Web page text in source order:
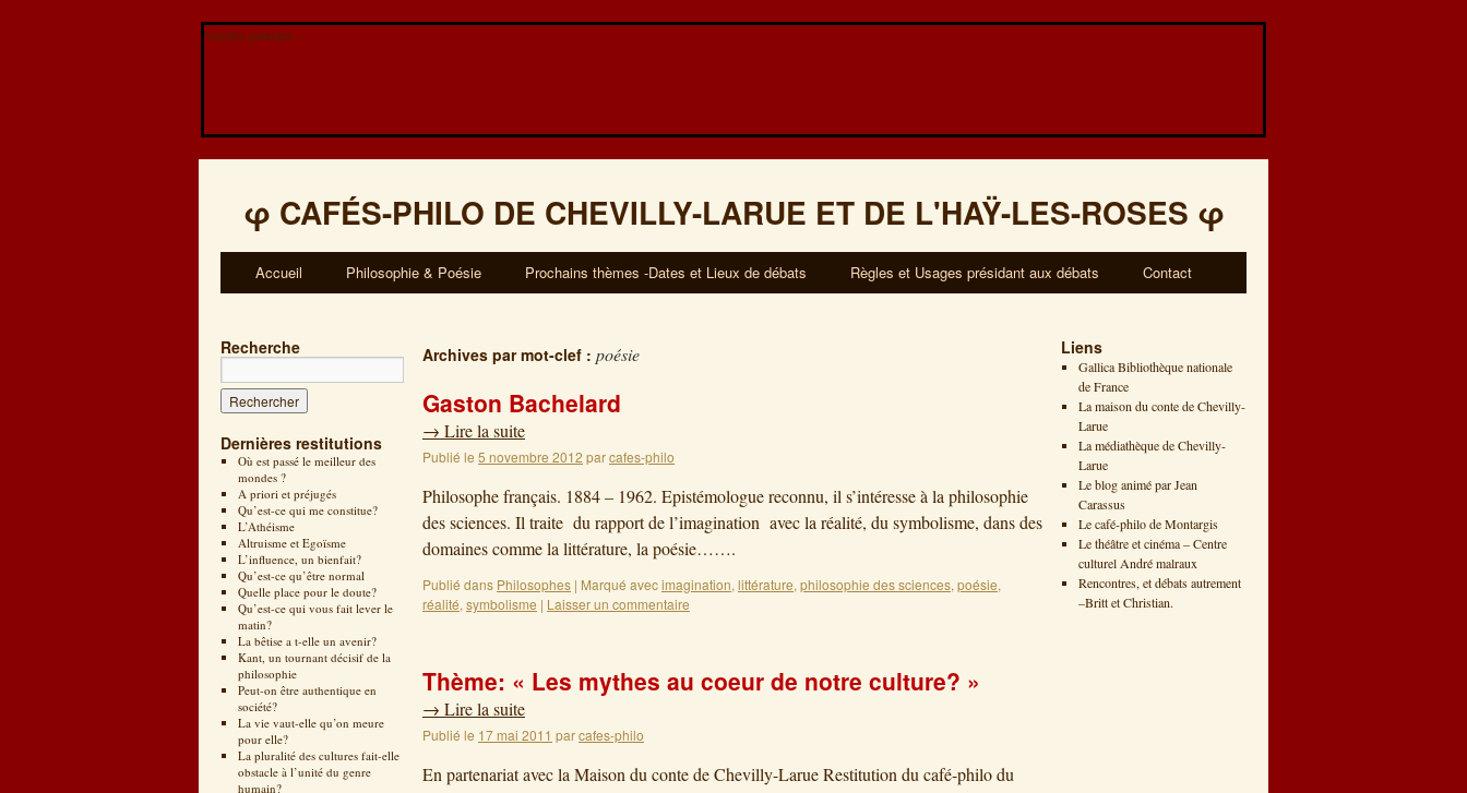
Veuillez patienter...
φ CAFÉS-PHILO DE CHEVILLY-LARUE ET DE L'HAŸ-LES-ROSES φ
Accueil Philosophie & Poésie Prochains thèmes -Dates et Lieux de débats Règles et Usages présidant aux débats Contact
Recherche
Dernières restitutions
Où est passé le meilleur des
mondes ?
A priori et préjugés
Qu’est-ce qui me constitue?
L’Athéisme
Altruisme et Egoïsme
L’influence, un bienfait?
Qu’est-ce qu’être normal
Quelle place pour le doute?
Qu’est-ce qui vous fait lever le
matin?
La bêtise a t-elle un avenir?
Kant, un tournant décisif de la
philosophie
Peut-on être authentique en
société?
La vie vaut-elle qu’on meure
pour elle?
La pluralité des cultures fait-elle
obstacle à l’unité du genre
humain?
Archives par mot-clef : poésie
Gaston Bachelard
→ Lire la suite
Publié le 5 novembre 2012 parcafes-philo
Philosophe français. 1884 – 1962. Epistémologue reconnu, il s’intéresse à la philosophie
des sciences. Il traite du rapport de l’imagination avec la réalité, du symbolisme, dans des
domaines comme la littérature, la poésie…….
Publié dans Philosophes | Marqué avecimagination, littérature, philosophie des sciences, poésie,
réalité, symbolisme | Laisser un commentaire
Thème: « Les mythes au coeur de notre culture? »
→ Lire la suite
Publié le 17 mai 2011 parcafes-philo
En partenariat avec la Maison du conte de Chevilly-Larue Restitution du café-philo du
Liens
Gallica Bibliothèque nationale
de France
La maison du conte de Chevilly-
Larue
La médiathèque de Chevilly-
Larue
Le blog animé par Jean
Carassus
Le café-philo de Montargis
Le théâtre et cinéma – Centre
culturel André malraux
Rencontres, et débats autrement
–Britt et Christian.